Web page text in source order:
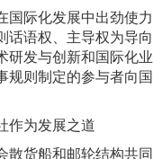
国际化发展中出劲使
话语权、主导权为导
研发与创新和国际化
规则制定的参与者向
作为发展之道
散货船和邮轮结构共